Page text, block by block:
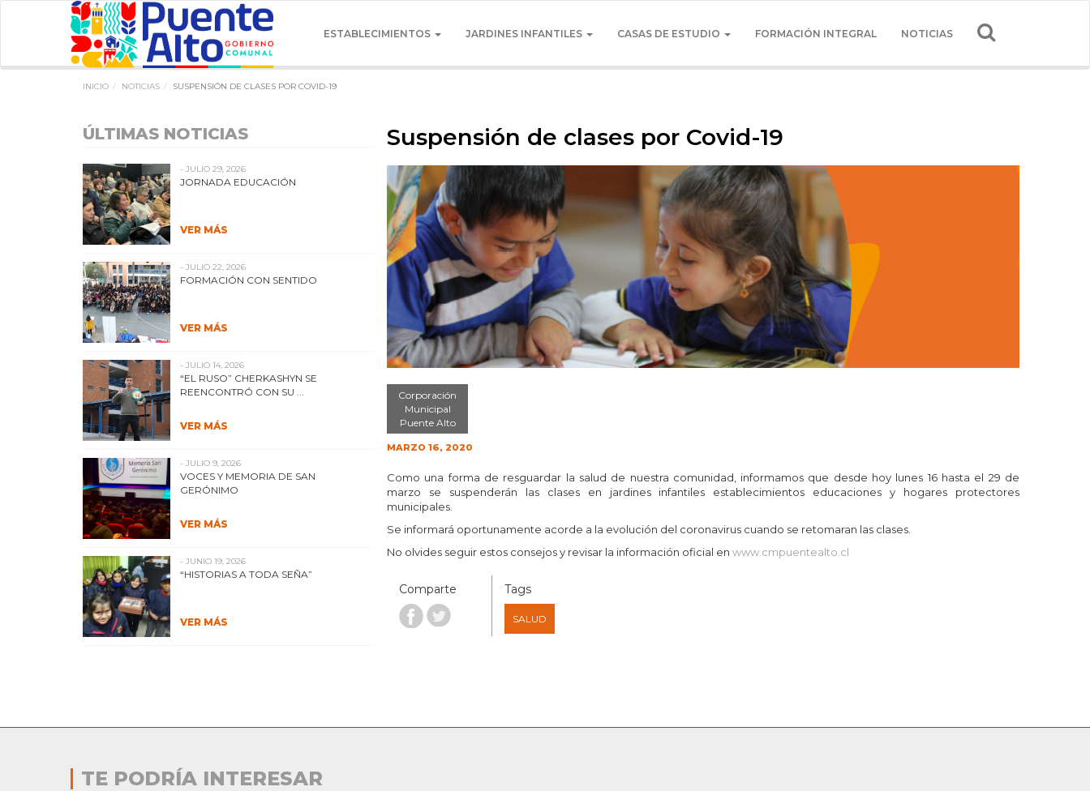
ESTABLECIMIENTOS JARDINES INFANTILES CASAS DE ESTUDIO FORMACIÓN INTEGRAL NOTICIAS
INICIO NOTICIAS SUSPENSIÓN DE CLASES POR COVID-19
ÚLTIMAS NOTICIAS
- JULIO 29, 2026
JORNADA EDUCACIÓN
VER MÁS
- JULIO 22, 2026
FORMACIÓN CON SENTIDO
VER MÁS
- JULIO 14, 2026
“EL RUSO” CHERKASHYN SE
REENCONTRÓ CON SU ...
VER MÁS
- JULIO 9, 2026
VOCES Y MEMORIA DE SAN
GERÓNIMO
VER MÁS
- JUNIO 19, 2026
“HISTORIAS A TODA SEÑA”
VER MÁS
Suspensión de clases por Covid-19
Corporación
Municipal
Puente Alto
MARZO 16, 2020
Como una forma de resguardar la salud de nuestra comunidad, informamos que desde hoy lunes 16 hasta el 29 de
marzo se suspenderán las clases en jardines infantiles establecimientos educaciones y hogares protectores
municipales.
Se informará oportunamente acorde a la evolución del coronavirus cuando se retomaran las clases.
No olvides seguir estos consejos y revisar la información oficial en www.cmpuentealto.cl
Comparte Tags
SALUD
TE PODRÍA INTERESAR